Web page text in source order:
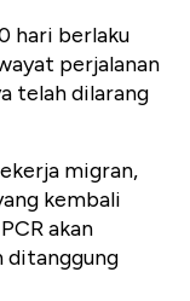
hari berlaku
perjalanan
telah dilarang
migran,
kembali
akan
ditanggung